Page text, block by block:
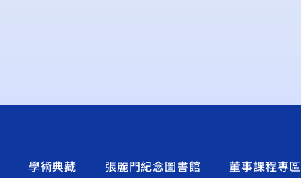
學術典藏 張麗門紀念圖書館 董事課程專區